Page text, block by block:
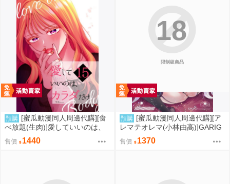
預購 [蜜瓜動漫同人周邊代購][食
べ放題(生肉)]愛していいのは、
カラダだけ15【A5アクリルスタ
ンド】(A5壓克力立牌特典版)(同
售價 1440
限制級商品
18
預購 [蜜瓜動漫同人周邊代購][ア
レマテオレマ(小林由高)]GARIG
ARI145【A5アクリルスタンド】
(蔚藍檔案)(A5壓克力立牌特典版)
售價 1370